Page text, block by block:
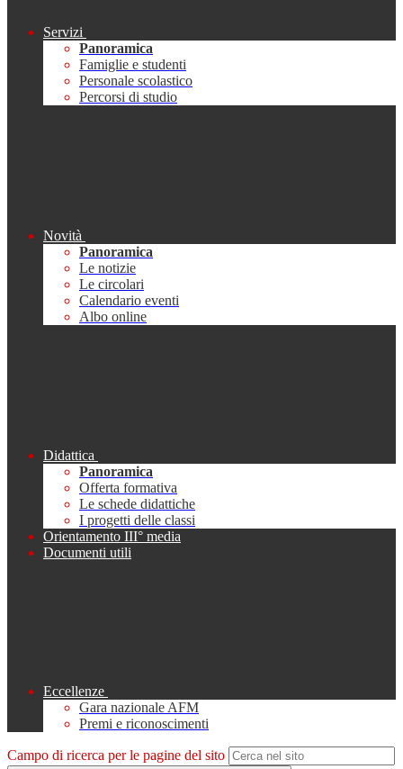
Servizi
Panoramica
Famiglie e studenti
Personale scolastico
Percorsi di studio
Novità
Panoramica
Le notizie
Le circolari
Calendario eventi
Albo online
Didattica
Panoramica
Offerta formativa
Le schede didattiche
I progetti delle classi
Orientamento III° media
Documenti utili
Eccellenze
Gara nazionale AFM
Premi e riconoscimenti
Campo di ricerca per le pagine del sito